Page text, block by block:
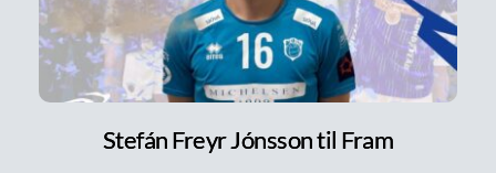
Stefán Freyr Jónsson til Fram